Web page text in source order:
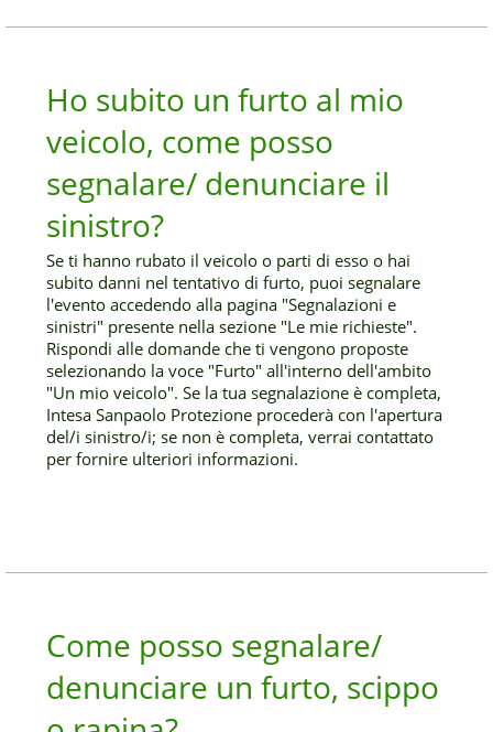
Ho subito un furto al mio
veicolo, come posso
segnalare/ denunciare il
sinistro?
Se ti hanno rubato il veicolo o parti di esso o hai
subito danni nel tentativo di furto, puoi segnalare
l'evento accedendo alla pagina "Segnalazioni e
sinistri" presente nella sezione "Le mie richieste".
Rispondi alle domande che ti vengono proposte
selezionando la voce "Furto" all'interno dell'ambito
"Un mio veicolo". Se la tua segnalazione è completa,
Intesa Sanpaolo Protezione procederà con l'apertura
del/i sinistro/i; se non è completa, verrai contattato
per fornire ulteriori informazioni.
Come posso segnalare/
denunciare un furto, scippo